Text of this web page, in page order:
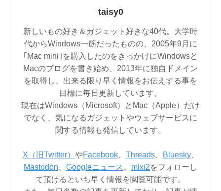
taisy0
新しいもの好き＆ガジェット好きな40代。大学時
代からWindows一筋だったものの、2005年9月に
｢Mac mini｣を購入したのをきっかけにWindowsと
Macのブログを書き始め、2013年に独自ドメイン
を取得し、出来る限り早く情報をお伝えする事を
目標に毎日更新しています。
現在はWindows（Microsoft）とMac（Apple）だけ
でなく、気になるガジェットやウェブサービスに
関する情報も発信しています。
X（旧Twitter） やFacebook、 Threads、 Bluesky、
Mastodon
Googleニュース mixi2をフォローし
て頂けるといち早く情報を閲覧可能です。